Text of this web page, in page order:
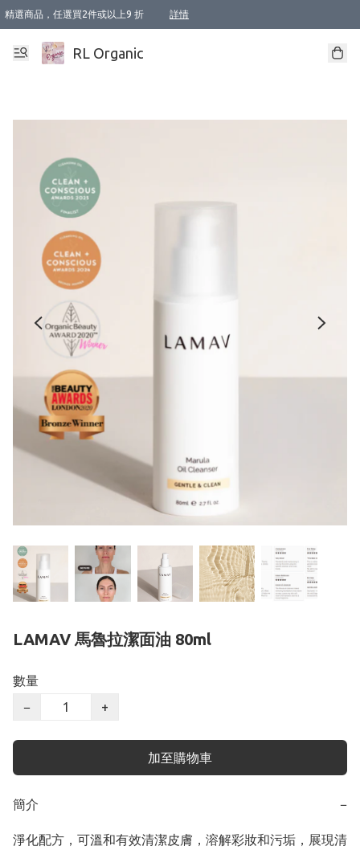
精選商品，任選買2件或以上9 折 詳情
XI周年優惠【新品自由選2件88折/3件85折】
XI周年優惠【Chakra 脈輪平衡自由選2件9折/3件85折/5件8折】
Florame 肌底自由選 2支9折 3支85折
XI周年優惠【蟲蟲退散 · 防衛結界﹞系列2件9折】
Sunki 任選2件95折
BIOFFICINA TOSCANA 任選2支9折 3支85折
Lamav 任選1件9折 2件85折
Mukti Organics 指定產品任選1件9折, 2件88折 3件85折
Intelligent Nutrients Skincare 任選2件9折
deodorant 任選2件88折
化妝品 任選2件95折
XI周年優惠【身心靈單品 任選2件9折/3件85折/5件8折】
XI周年優惠 【精油/香水 任選2件9折/3件85折/5件8折】
XI周年優惠【「關節到肌膚」全效養護 BODY OIL 組2件88折/3件85折】
XI周年優惠【夏日有機物理防曬套裝2件88折】
XI周年優惠【夏日潔面隨意選2件88折/3件85折】
XI周年優惠【逆齡奇蹟抗氧 11 自由選2件88折/3件85折/4件或以上8折】
新會員首次購物即享全單 95 折優惠！
成為VIP / VVIP 可享有生日月現金扣減獎賞優惠 !! 記得去賬户資料填上生日日期啦 !
選用順豐速運，滿$500 免運費
本地速遞 京東 送住宅/ 工商地址 $400 免運費
澳門訂單選用順豐速運，滿$800 免運費
RL Organic
LAMAV 馬魯拉潔面油 80ml
數量
−
+
加至購物車
簡介 −
淨化配方，可溫和有效清潔皮膚，溶解彩妝和污垢，展現清